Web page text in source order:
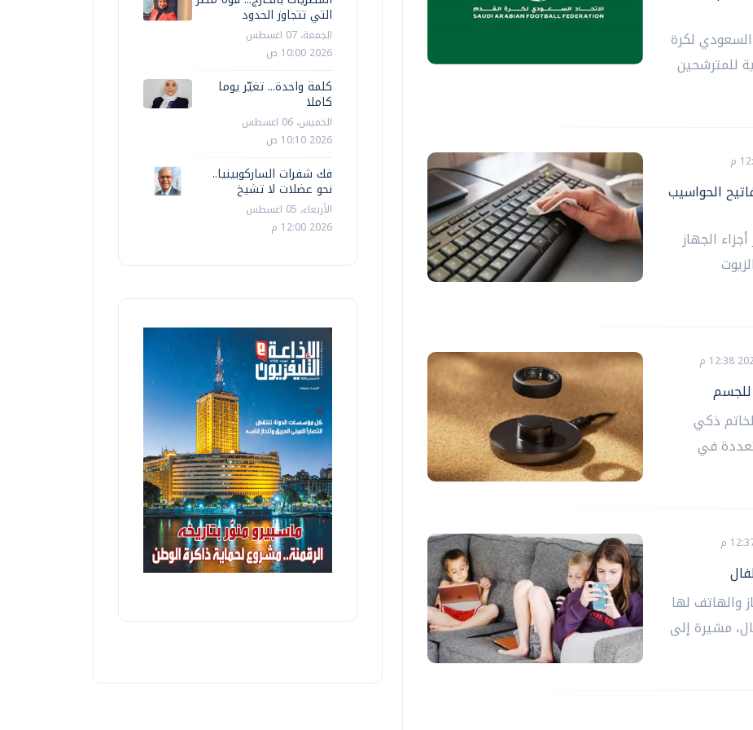
السعودي لكرة
للمترشحين
الحواسيب
الجهاز
للجسم
ذكي
في
والهاتف لها
مشيرة إلى
التي تتجاوز الحدود
الجمعة، 07 اغسطس
2026 10:00 ص
كلمة واحدة... تغيّر يوما
كاملا
الخميس، 06 اغسطس
2026 10:10 ص
فك شفرات الساركوبينيا..
نحو عضلات لا تشيخ
الأربعاء، 05 اغسطس
2026 12:00 م